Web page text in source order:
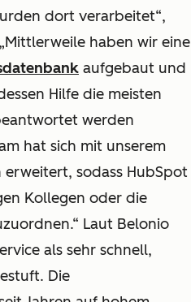
dort verarbeitet“,
haben wir eine
aufgebaut und
Hilfe die meisten
werden
hat sich mit unserem
sodass HubSpot
Kollegen oder die
Laut Belonio
als sehr schnell,
Die